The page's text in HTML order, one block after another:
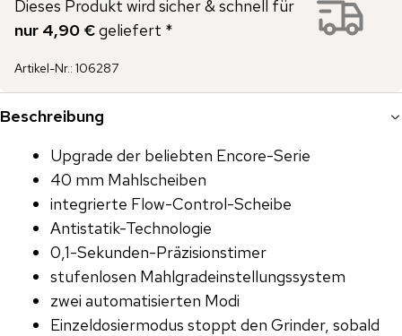
Dieses Produkt wird sicher & schnell für
nur 4,90 €geliefert *
Artikel-Nr.: 106287
Beschreibung
Upgrade der beliebten Encore-Serie
40 mm Mahlscheiben
integrierte Flow-Control-Scheibe
Antistatik-Technologie
0,1-Sekunden-Präzisionstimer
stufenlosen Mahlgradeinstellungssystem
zwei automatisierten Modi
Einzeldosiermodus stoppt den Grinder, sobald